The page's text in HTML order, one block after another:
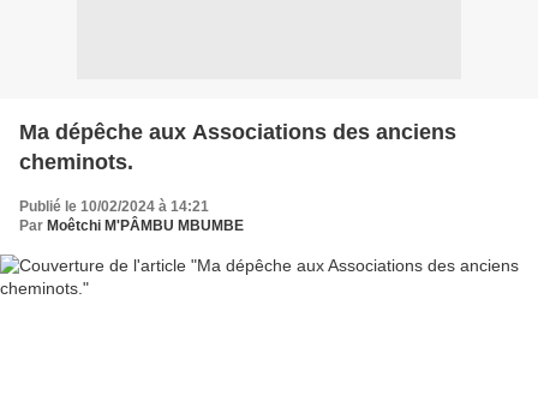
Ma dépêche aux Associations des anciens
cheminots.
Publié le 10/02/2024 à 14:21
Par Moêtchi M'PÂMBU MBUMBE